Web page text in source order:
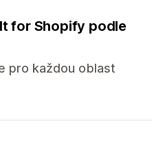
for Shopify podle
pro každou oblast